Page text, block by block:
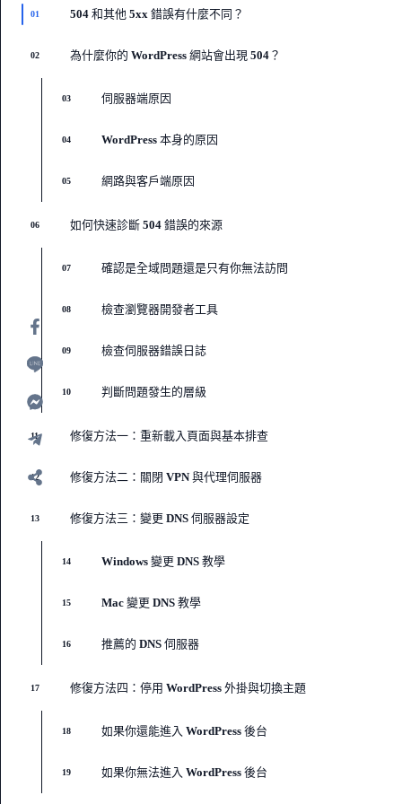
01 504 和其他 5xx 錯誤有什麼不同？
02 為什麼你的 WordPress 網站會出現 504？
03 伺服器端原因
04 WordPress 本身的原因
05 網路與客戶端原因
06 如何快速診斷 504 錯誤的來源
07 確認是全域問題還是只有你無法訪問
08 檢查瀏覽器開發者工具
09 檢查伺服器錯誤日誌
10 判斷問題發生的層級
11 修復方法一：重新載入頁面與基本排查
12 修復方法二：關閉 VPN 與代理伺服器
13 修復方法三：變更 DNS 伺服器設定
14 Windows 變更 DNS 教學
15 Mac 變更 DNS 教學
16 推薦的 DNS 伺服器
17 修復方法四：停用 WordPress 外掛與切換主題
18 如果你還能進入 WordPress 後台
19 如果你無法進入 WordPress 後台